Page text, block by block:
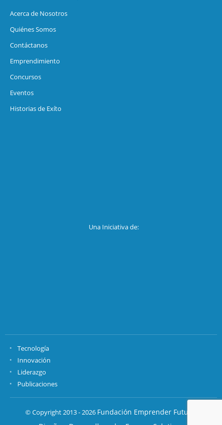
Acerca de Nosotros
Quiénes Somos
Contáctanos
Emprendimiento
Concursos
Eventos
Historias de Exíto
Una Iniciativa de:
Tecnología
Innovación
Liderazgo
Publicaciones
© Copyright 2013 - 2026 Fundación Emprender Futuro.